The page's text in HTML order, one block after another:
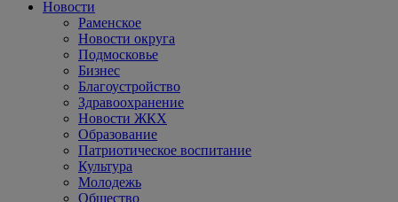
Новости
Раменское
Новости округа
Подмосковье
Бизнес
Благоустройство
Здравоохранение
Новости ЖКХ
Образование
Патриотическое воспитание
Культура
Молодежь
Общество